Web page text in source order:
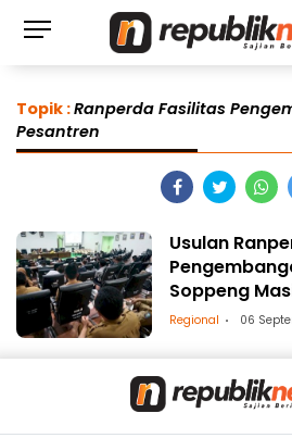
Topik :Ranperda Fasilitas
Pesantren
Usulan
Soppeng
Hijau
Regional 06